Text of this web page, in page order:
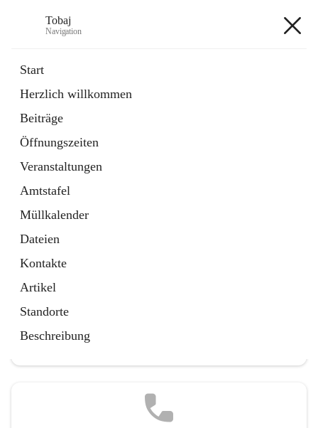
Tobaj
Navigation
Start
Herzlich willkommen
Beiträge
Öffnungszeiten
Veranstaltungen
Amtstafel
Müllkalender
Dateien
Kontakte
Artikel
Standorte
Beschreibung
Externe Webseite
in
Tab
Formulare
2 Schnellzugriffe